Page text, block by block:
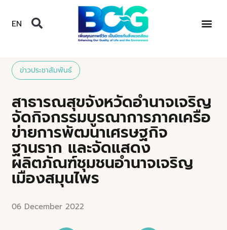
EN
ข่าวประชาสัมพันธ์
สาธารณสุขจังหวัดอำนาจเจริญ
จัดกิจกรรมบูรณาการภาคเครือ
ข่ายการพัฒนาเศรษฐกิจ
ฐานราก และจัดแสดง
ผลิตภัณฑ์ชุมชนอำนาจเจริญ
เมืองสมุนไพร
06 December 2022